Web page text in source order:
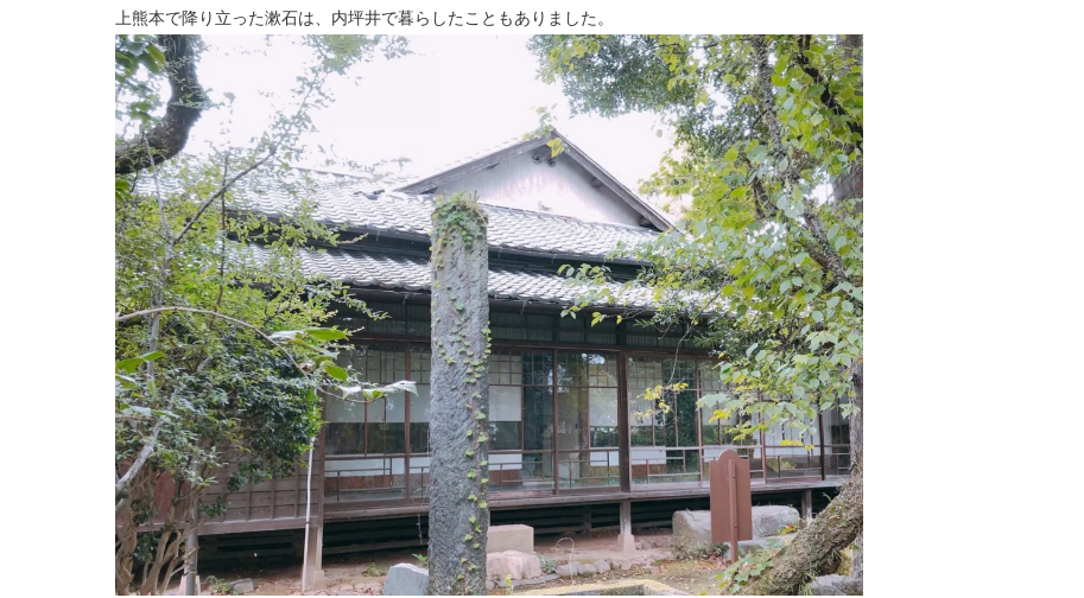
上熊本で降り立った漱石は、内坪井で暮らしたこともありました。